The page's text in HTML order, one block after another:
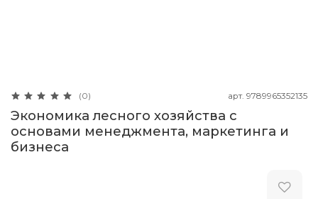
(0) арт. 9789965352135
Экономика лесного хозяйства с
основами менеджмента, маркетинга и
бизнеса